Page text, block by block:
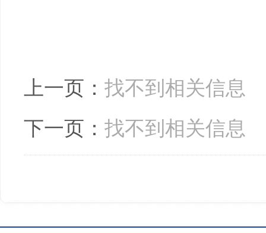
上一页： 找不到相关信息
下一页： 找不到相关信息